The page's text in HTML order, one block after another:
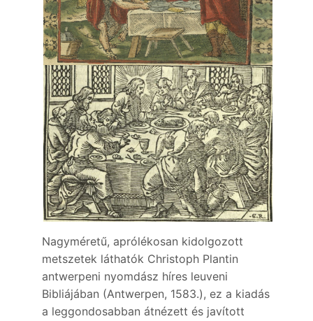
Nagyméretű, aprólékosan kidolgozott
metszetek láthatók Christoph Plantin
antwerpeni nyomdász híres leuveni
Bibliájában (Antwerpen, 1583.), ez a kiadás
a leggondosabban átnézett és javított